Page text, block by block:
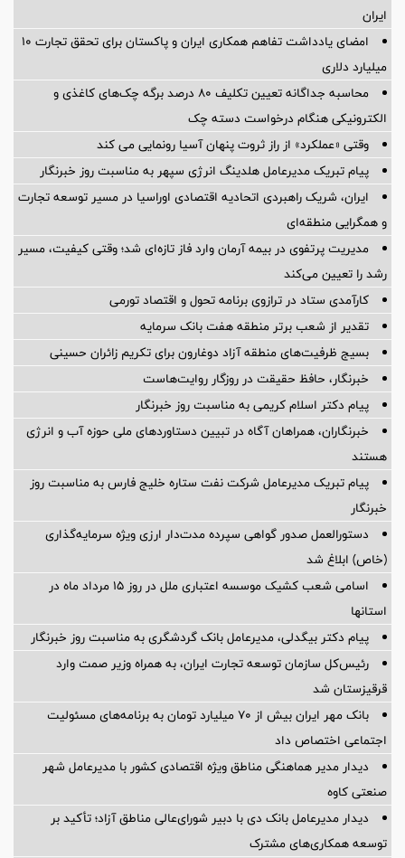
ایران
امضای یادداشت تفاهم همکاری ایران و پاکستان برای تحقق تجارت ۱۰
میلیارد دلاری
محاسبه جداگانه تعیین تکلیف 80 درصد برگه چک‌های کاغذی و
الکترونیکی هنگام درخواست دسته چک
وقتی «عملکرد» از راز ثروت پنهان آسیا رونمایی می کند
پیام تبریک مدیرعامل هلدینگ انرژی سپهر به مناسبت روز خبرنگار
ایران، شریک راهبردی اتحادیه اقتصادی اوراسیا در مسیر توسعه تجارت
و همگرایی منطقه‌ای
مدیریت پرتفوی در بیمه آرمان وارد فاز تازه‌ای شد؛ وقتی کیفیت، مسیر
رشد را تعیین می‌کند
کارآمدی ستاد در ترازوی برنامه تحول و اقتصاد تورمی
تقدیر از شعب برتر منطقه هفت بانک سرمایه
بسیج ظرفیت‌های منطقه آزاد دوغارون برای تکریم زائران حسینی
خبرنگار، حافظ حقیقت در روزگار روایت‌هاست
پیام دکتر اسلام کریمی به مناسبت روز خبرنگار
خبرنگاران، همراهان آگاه در تبیین دستاوردهای ملی حوزه آب و انرژی
هستند
پیام تبریک مدیرعامل شرکت نفت ستاره خلیج فارس به مناسبت روز
خبرنگار
دستورالعمل صدور گواهی سپرده مدت‌دار ارزی ویژه سرمایه‌گذاری
(خاص) ابلاغ شد
اسامی شعب کشیک موسسه اعتباری ملل در روز 15 مرداد ماه در
استانها
پیام دکتر بیگدلی، مدیرعامل بانک گردشگری به مناسبت روز خبرنگار
رئیس‌کل سازمان توسعه تجارت ایران، به همراه وزیر صمت وارد
قرقیزستان شد
بانک مهر ایران بیش از ۷۰ میلیارد تومان به برنامه‌های مسئولیت
اجتماعی اختصاص داد
دیدار مدیر هماهنگی مناطق ویژه اقتصادی کشور با مدیرعامل شهر
صنعتی کاوه
دیدار مدیرعامل بانک دی با دبیر شورای‌عالی مناطق آزاد؛ تأکید بر
توسعه همکاری‌های مشترک